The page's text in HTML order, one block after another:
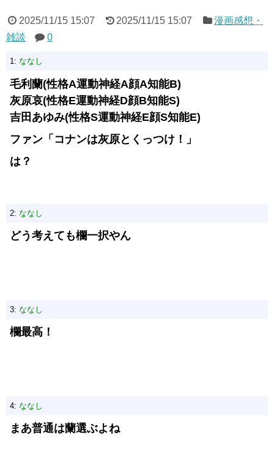
2025/11/15 15:07 2025/11/15 15:07
漫画感想・
雑談
0
1: ななし
毛利蘭(性格A運動神経A顔A知能B)
灰原哀(性格E運動神経D顔B知能S)
吉田あゆみ(性格S運動神経E顔S知能E)
ファン「コナンは灰原とくっつけ！」
は？
2: ななし
どう考えても欄一択やん
3: ななし
欄最高！
4: ななし
まあ普通は蘭選ぶよね